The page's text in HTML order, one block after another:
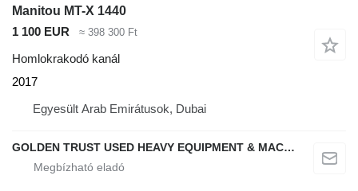
Manitou MT-X 1440
1 100 EUR
≈ 398 300 Ft
Homlokrakodó kanál
2017
Egyesült Arab Emirátusok, Dubai
GOLDEN TRUST USED HEAVY EQUIPMENT & MACHINERY TRADING L.L.C